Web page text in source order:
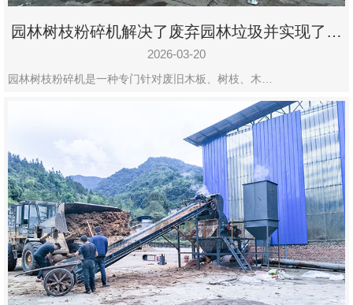
园林树枝粉碎机解决了废弃园林垃圾并实现了再
利用
2026-03-20
园林树枝粉碎机是一种专门针对废旧木板、树枝、木…